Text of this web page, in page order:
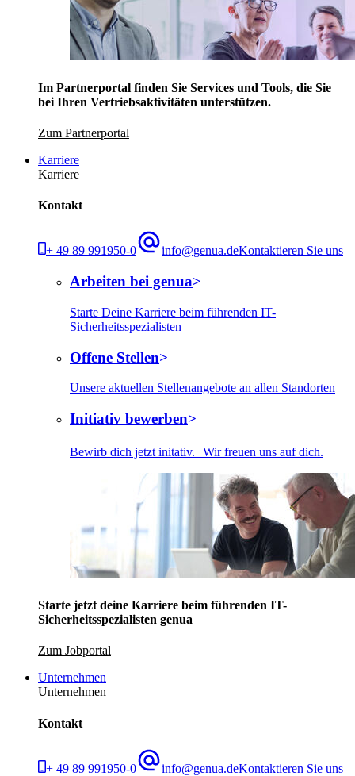
Im Partnerportal finden Sie Services und Tools, die Sie
bei Ihren Vertriebsaktivitäten unterstützen.
Zum Partnerportal
Karriere
Karriere
Kontakt
+ 49 89 991950-0 info@genua.deKontaktieren Sie uns
Arbeiten bei genua
Starte Deine Karriere beim führenden IT-
Sicherheitsspezialisten
Offene Stellen
Unsere aktuellen Stellenangebote an allen Standorten
Initiativ bewerben
Bewirb dich jetzt initativ. Wir freuen uns auf dich.
Starte jetzt deine Karriere beim führenden IT-
Sicherheitsspezialisten genua
Zum Jobportal
Unternehmen
Unternehmen
Kontakt
+ 49 89 991950-0 info@genua.deKontaktieren Sie uns